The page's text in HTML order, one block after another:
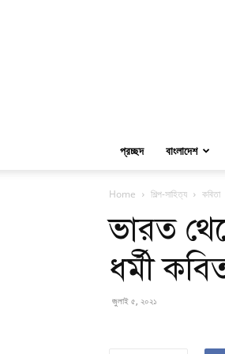
প্রচ্ছদ
বাংলাদেশ
Home শিল্প-সাহিত্য কবিতা
ভারত
ধর্মী
জুলাই ৫, ২০২১